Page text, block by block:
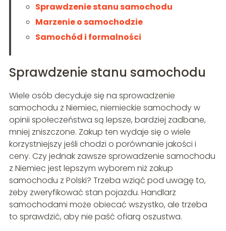
Sprawdzenie stanu samochodu
Marzenie o samochodzie
Samochód i formalności
Sprawdzenie stanu samochodu
Wiele osób decyduje się na sprowadzenie
samochodu z Niemiec, niemieckie samochody w
opinii społeczeństwa są lepsze, bardziej zadbane,
mniej zniszczone. Zakup ten wydaje się o wiele
korzystniejszy jeśli chodzi o porównanie jakości i
ceny. Czy jednak zawsze sprowadzenie samochodu
z Niemiec jest lepszym wyborem niż zakup
samochodu z Polski? Trzeba wziąć pod uwagę to,
żeby zweryfikować stan pojazdu. Handlarz
samochodami może obiecać wszystko, ale trzeba
to sprawdzić, aby nie paść ofiarą oszustwa.